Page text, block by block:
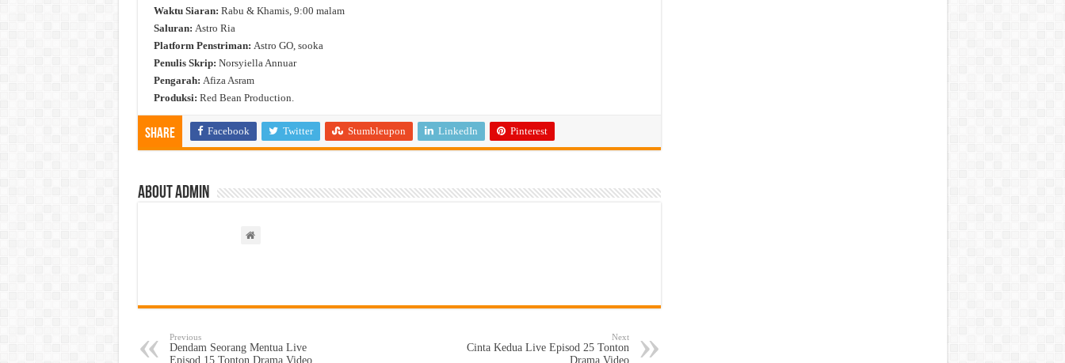
Waktu Siaran: Rabu & Khamis, 9:00 malam
Saluran: Astro Ria
Platform Penstriman: Astro GO, sooka
Penulis Skrip: Norsyiella Annuar
Pengarah: Afiza Asram
Produksi: Red Bean Production.
Share Facebook Twitter Stumbleupon LinkedIn Pinterest
About admin
Previous
Dendam Seorang Mentua Live
Episod 15 Tonton Drama Video
Next
Cinta Kedua Live Episod 25 Tonton
Drama Video